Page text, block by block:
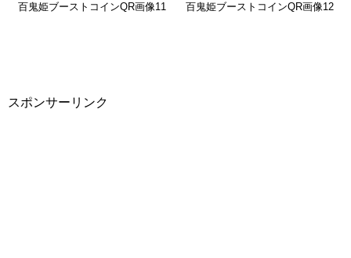
百鬼姫ブーストコインQR画像11 百鬼姫ブーストコインQR画像12
スポンサーリンク